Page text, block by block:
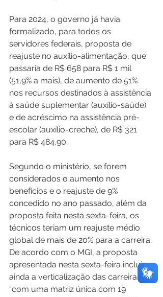
Para 2024, o governo já havia
formalizado, para todos os
servidores federais, proposta de
reajuste no auxílio-alimentação, que
passaria de R$ 658 para R$ 1 mil
(51,9% a mais), de aumento de 51%
nos recursos destinados à assistência
à saúde suplementar (auxílio-saúde)
e de acréscimo na assistência pré-
escolar (auxílio-creche), de R$ 321
para R$ 484,90.
Segundo o ministério, se forem
considerados o aumento nos
benefícios e o reajuste de 9%
concedido no ano passado, além da
proposta feita nesta sexta-feira, os
técnicos teriam um reajuste médio
global de mais de 20% para a carreira.
De acordo com o MGI, a proposta
apresentada nesta sexta-feira inclui
ainda a verticalização das carreiras
“com uma matriz única com 19